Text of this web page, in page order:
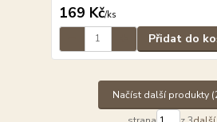
169 Kč/ks
Přidat do
Načíst další produkty